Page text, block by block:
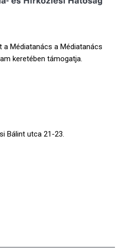
a Médiatanács a Médiatanács
keretében támogatja.
Bálint utca 21-23.